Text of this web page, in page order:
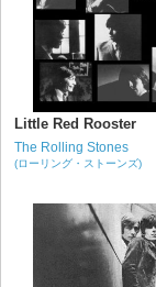
Little Red Rooster
The Rolling Stones
(ローリング・ストーンズ)